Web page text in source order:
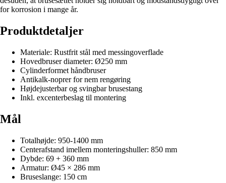
for korrosion i mange år.
Produktdetaljer
Materiale: Rustfrit stål med messingoverflade
Hovedbruser diameter: Ø250 mm
Cylinderformet håndbruser
Antikalk-noprer for nem rengøring
Højdejusterbar og svingbar brusestang
Inkl. excenterbeslag til montering
Mål
Totalhøjde: 950-1400 mm
Centerafstand imellem monteringshuller: 850 mm
Dybde: 69 + 360 mm
Armatur: Ø45 × 286 mm
Bruseslange: 150 cm